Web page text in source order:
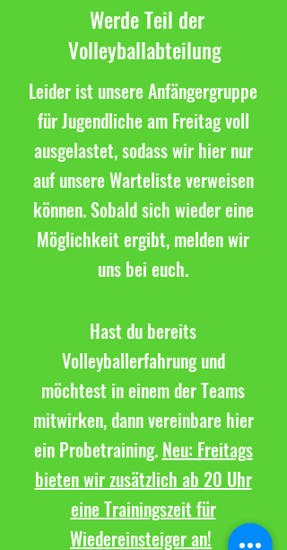
Werde Teil der
Volleyballabteilung
Leider ist unsere Anfängergruppe
für Jugendliche am Freitag voll
ausgelastet, sodass wir hier nur
auf unsere Warteliste verweisen
können. Sobald sich wieder eine
Möglichkeit ergibt, melden wir
uns bei euch.
Hast du bereits
Volleyballerfahrung und
möchtest in einem der Teams
mitwirken, dann vereinbare hier
ein Probetraining. Neu: Freitags
bieten wir zusätzlich ab 20 Uhr
eine Trainingszeit für
Wiedereinsteiger an!